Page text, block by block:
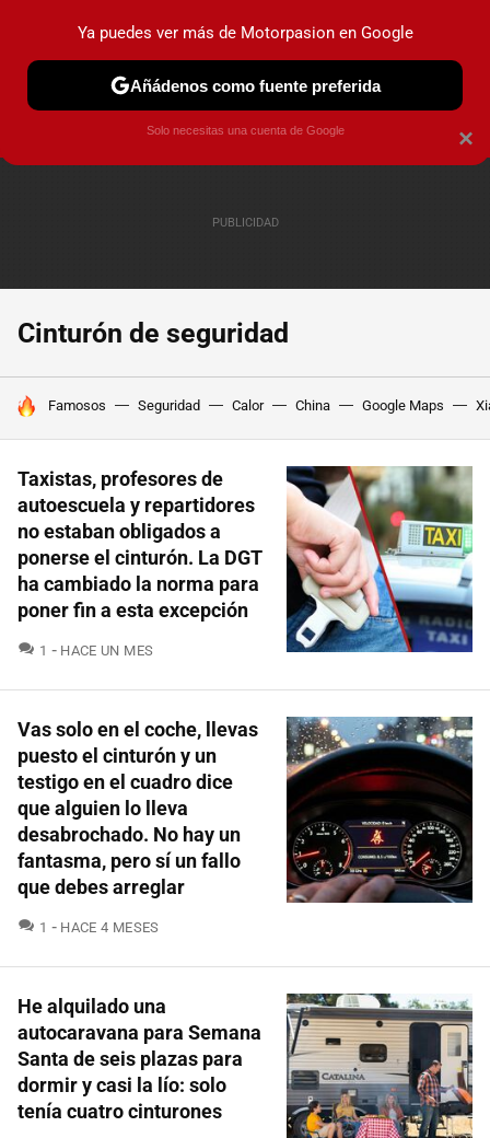
PRUEBAS COCHES ELÉCTRICOS OBSERVATORIO
Cinturón de seguridad
HOY SE HABLA DE
Famosos Seguridad Calor China Google Maps
Taxistas, profesores de
autoescuela y repartidores
no estaban obligados a
ponerse el cinturón. La DGT
ha cambiado la norma para
poner fin a esta excepción
1 COMENTARIOS
HACE UN MES
Vas solo en el coche, llevas
puesto el cinturón y un
testigo en el cuadro dice
que alguien lo lleva
desabrochado. No hay un
fantasma, pero sí un fallo
que debes arreglar
1 COMENTARIOS
HACE 4 MESES
He alquilado una
autocaravana para Semana
Santa de seis plazas para
dormir y casi la lío: solo
tenía cuatro cinturones
×
Ya puedes ver más de Motorpasion en Google
Añádenos como fuente preferida
Solo necesitas una cuenta de Google